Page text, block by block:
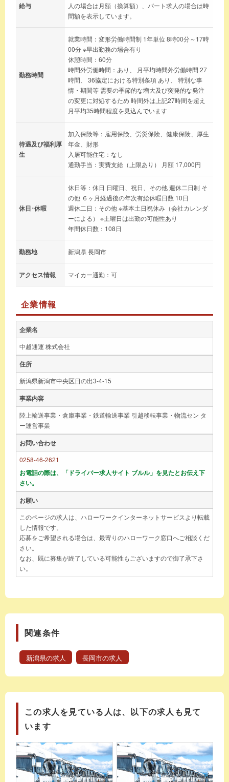
給与
人の場合は月額（換算額）、パート求人の場合は時
間額を表示しています。
勤務時間
就業時間：変形労働時間制 1年単位 8時00分～17時
00分 ※早出勤務の場合有り
休憩時間：60分
時間外労働時間：あり、 月平均時間外労働時間 27
時間、 36協定における特別条項 あり、 特別な事
情・期間等 需要の季節的な増大及び突発的な発注
の変更に対処するため 時間外は上記27時間を超え
月平均35時間程度を見込んでいます
待遇及び福利厚
生
加入保険等：雇用保険、労災保険、健康保険、厚生
年金、財形
入居可能住宅：なし
通勤手当：実費支給（上限あり） 月額 17,000円
休日･休暇
休日等：休日 日曜日、祝日、その他 週休二日制 そ
の他 ６ヶ月経過後の年次有給休暇日数 10日
週休二日：その他 ※基本土日祝休み（会社カレンダ
ーによる） ※土曜日は出勤の可能性あり
年間休日数：108日
勤務地 新潟県 長岡市
アクセス情報 マイカー通勤：可
企業情報
企業名
中越通運 株式会社
住所
新潟県新潟市中央区日の出3-4-15
事業内容
陸上輸送事業・倉庫事業・鉄道輸送事業 引越移転事業・物流セン タ
ー運営事業
お問い合わせ
0258-46-2621
お電話の際は、「ドライバー求人サイト ブルル」を見たとお伝え下
さい。
お願い
このページの求人は、ハローワークインターネットサービスより転載
した情報です。
応募をご希望される場合は、最寄りのハローワーク窓口へご相談くだ
さい。
なお、既に募集が終了している可能性もございますので御了承下さ
い。
関連条件
新潟県の求人 長岡市の求人
この求人を見ている人は、以下の求人も見て
います